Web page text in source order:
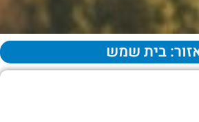
בית שמש